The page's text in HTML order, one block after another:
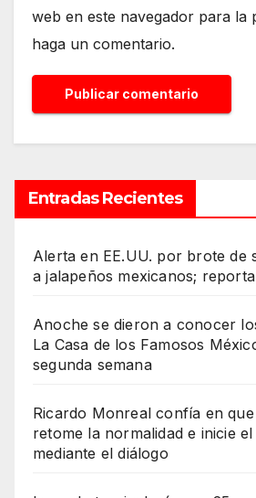
web en este navegador para la
haga un comentario.
Entradas Recientes
Alerta en EE.UU. por brote de
a jalapeños mexicanos;
Anoche se dieron a conocer
La Casa de los Famosos
segunda semana
Ricardo Monreal confía en
retome la normalidad e inicie
mediante el diálogo